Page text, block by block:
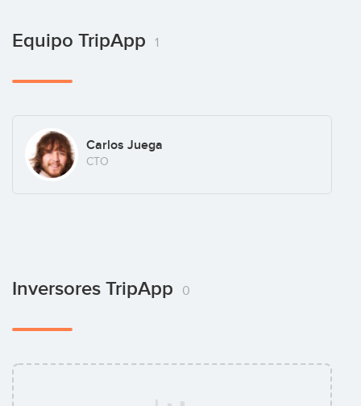
Equipo TripApp 1
Carlos Juega
CTO
Inversores TripApp 0